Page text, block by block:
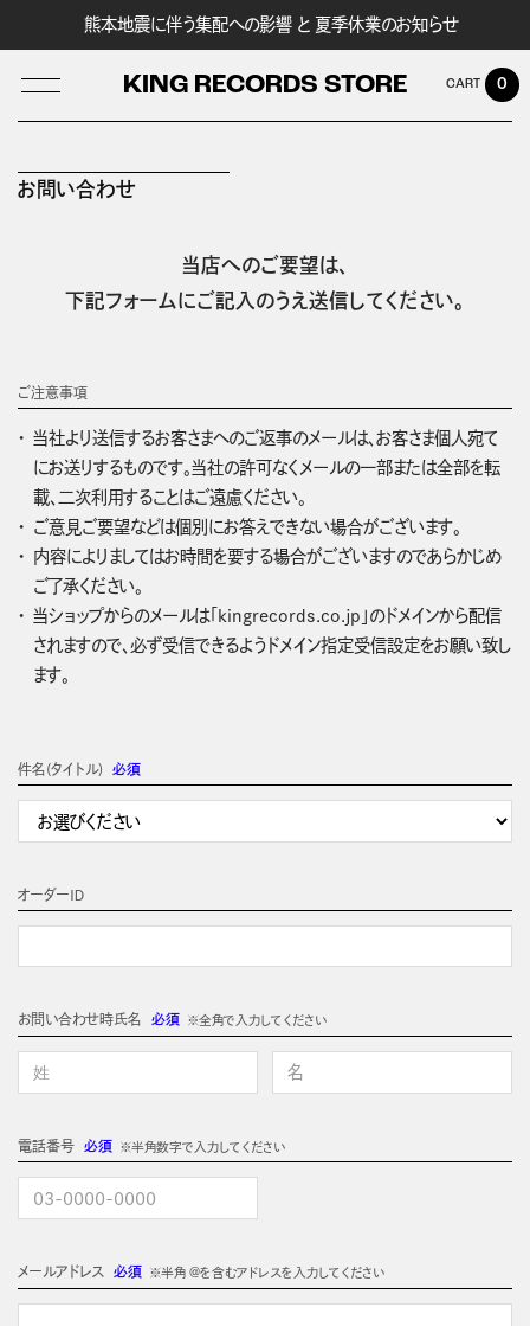
熊本地震に伴う集配への影響 と 夏季休業のお知らせ
KING RECORDS STORE 0
お問い合わせ
当店へのご要望は、
下記フォームにご記入のうえ送信してください。
ご注意事項
当社より送信するお客さまへのご返事のメールは、お客さま個人宛て
にお送りするものです。当社の許可なくメールの一部または全部を転
載、二次利用することはご遠慮ください。
ご意見ご要望などは個別にお答えできない場合がございます。
内容によりましてはお時間を要する場合がございますのであらかじめ
ご了承ください。
当ショップからのメールは「kingrecords.co.jp」のドメインから配信
されますので、必ず受信できるようドメイン指定受信設定をお願い致し
ます。
件名(タイトル) 必須
オーダーＩＤ
お問い合わせ時氏名 必須 ※全角で入力してください
電話番号必須 ※半角数字で入力してください
メールアドレス 必須 ※半角 @を含むアドレスを入力してください